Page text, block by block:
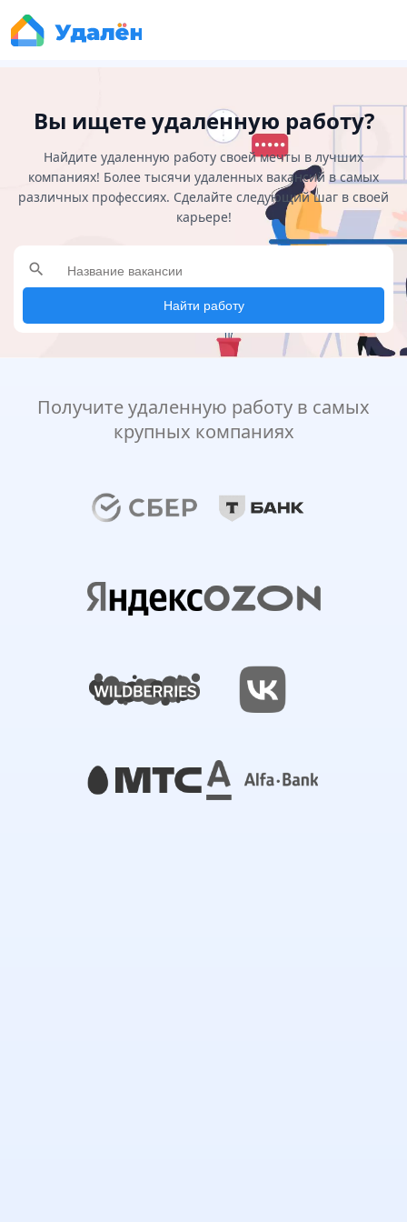
Вы ищете удаленную работу?
Найдите удаленную работу своей мечты в лучших
компаниях! Более тысячи удаленных вакансий в самых
различных профессиях. Сделайте следующий шаг в своей
карьере!
search
Найти работу
Получите удаленную работу в самых
крупных компаниях